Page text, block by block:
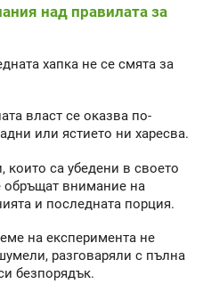
над правилата за
хапка не се смята за
власт се оказва по-
или ястието ни харесва.
които са убедени в своето
обръщат внимание на
и последната порция.
на експеримента не
разговаряли с пълна
безпорядък.